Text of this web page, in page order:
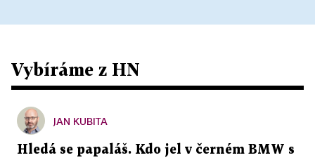
Vybíráme z HN
JAN KUBITA
Hledá se papaláš. Kdo jel v černém BMW s